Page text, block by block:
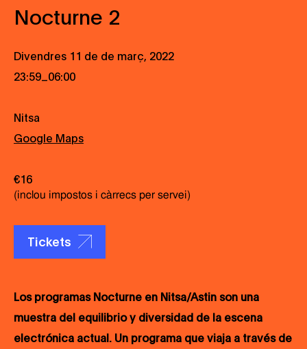
Nocturne 2
Divendres 11 de de març, 2022
23:59 06:00
Nitsa
Google Maps
€16
(inclou impostos i càrrecs per servei)
Tickets
Los programas Nocturne en Nitsa/Astin son una
muestra del equilibrio y diversidad de la escena
electrónica actual. Un programa que viaja a través de